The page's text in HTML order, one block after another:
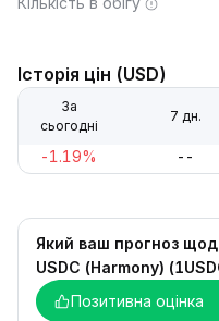
Історія цін (USD)
За
сьогодні
7 дн.
-1.19% --
Який ваш прогноз
USDC (Harmony)
Позитивна оцінка